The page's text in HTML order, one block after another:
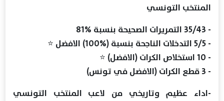
المنتخب التونسي
- 35/43 التمريرات الصحيحة بنسبة %81
- 5/5 التدخلات الناجحة بنسبة (%100) الافضل ⭐️
- 10 استخلاص الكرات (الافضل) ⭐️
- 3 قطع الكرات (الافضل في تونس)
-اداء عظيم وتاريخي من لاعب المنتخب التونسي